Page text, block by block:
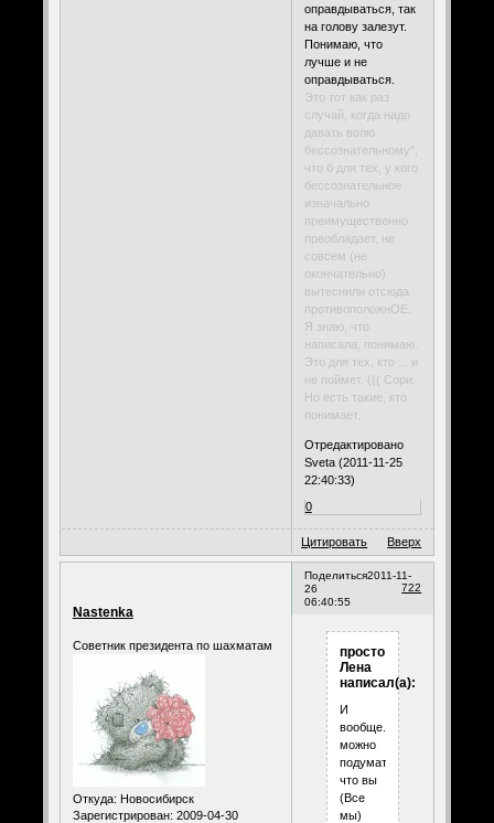
оправдываться, так
на голову залезут.
Понимаю, что
лучше и не
оправдываться.
Это тот как раз
случай, когда надо
давать волю
бессознательному",
что б для тех, у кого
бессознательное
изначально
преимущественно
преобладает, не
совсем (не
окончательно)
вытеснили отсюда
противоположнОЕ.
Я знаю, что
написала, понимаю.
Это для тех, кто ... и
не поймет. ((( Сори.
Но есть такие, кто
понимает.
Отредактировано
Sveta (2011-11-25
22:40:33)
0
Цитировать Вверх
Поделиться
722
2011-11-
26
06:40:55
Nastenka
Советник президента по шахматам
Откуда: Новосибирск
Зарегистрирован: 2009-04-30
просто
Лена
написал(а):
И
вообще..
можно
подумать,
что вы
(Все
мы)